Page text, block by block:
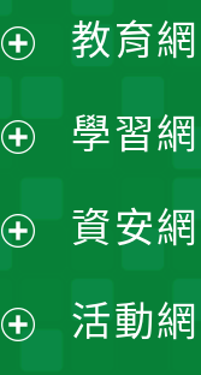
選
單
開
選
單
開
選
單
開
選
開
教育
學習
資安
活動